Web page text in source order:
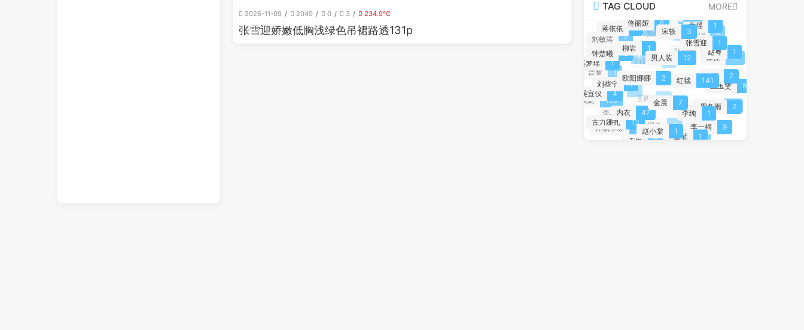
2025-11-09 2049 0 3 234.9℃
张雪迎娇嫩低胸浅绿色吊裙路透131p
TAG CLOUD MORE
张雪迎 1
宋轶 3
男人装 12
红毯 141
程潇 7
赵粤 1
童瑶 1
佟丽娅
6
柳岩 1
欧阳娜娜 2
金晨
7
李纯
1
周冬雨 2
王玉雯 8
体操 10
张艺凡 6
蒋依依
1
钟楚曦 8
刘些宁 1
内衣 47
赵小棠 1
童菲 1
李一桐 9
赵露思 18
张俪
张雨绮 3
热依扎
徐若晗
1
刘敏涛
1
奚梦瑶 1
吴宣仪 4
古力娜扎 13
秦岚 5
杨幂 21
韩雪 2
杨超越
白百何 2
宋祖儿
3
曾黎
1
美足 169
许杨玉琢
1
唐艺昕
1
周也 4
王鸥 3
林允 4
李小冉